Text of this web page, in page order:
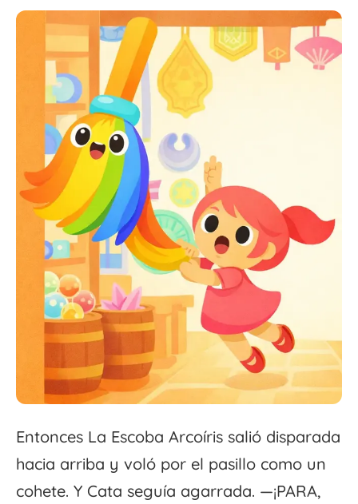
Entonces La Escoba Arcoíris salió disparada
hacia arriba y voló por el pasillo como un
cohete. Y Cata seguía agarrada. —¡PARA,